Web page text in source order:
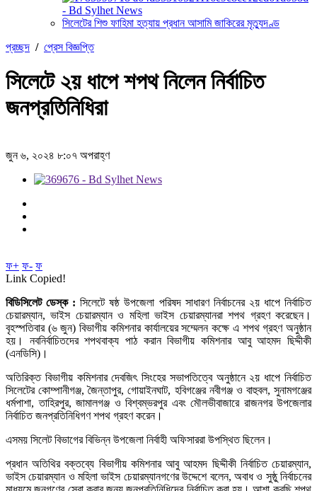
সিলেটের শিশু ফাহিমা হত্যায় প্রধান আসামি জাকিরের মৃত্যুদণ্ড
প্রচ্ছদ / প্রেস বিজ্ঞপ্তি
সিলেটে ২য় ধাপে শপথ নিলেন নির্বাচিত
জনপ্রতিনিধিরা
জুন ৬, ২০২৪ ৮:০৭ অপরাহ্ণ
ফ+ ফ- ফ
Link Copied!
বিডিসিলেট ডেস্ক :সিলেটে ষষ্ঠ উপজেলা পরিষদ সাধারণ নির্বাচনের ২য় ধাপে নির্বাচিত
চেয়ারম্যান, ভাইস চেয়ারম্যান ও মহিলা ভাইস চেয়ারম্যানরা শপথ গ্রহণ করেছেন।
বৃহস্পতিবার (৬ জুন) বিভাগীয় কমিশনার কার্যালয়ের সম্মেলন কক্ষে এ শপথ গ্রহণ অনুষ্ঠান
হয়। নবনির্বাচিতদের শপথবাক্য পাঠ করান বিভাগীয় কমিশনার আবু আহমদ ছিদ্দীকী
(এনডিসি)।
অতিরিক্ত বিভাগীয় কমিশনার দেবজিৎ সিংহের সভাপতিত্বে অনুষ্ঠানে ২য় ধাপে নির্বাচিত
সিলেটের কোম্পানীগঞ্জ, জৈন্তাপুর, গোয়াইনঘাট, হবিগঞ্জের নবীগঞ্জ ও বাহুবল, সুনামগঞ্জের
ধর্মপাশা, তাহিরপুর, জামালগঞ্জ ও বিশ্বম্ভরপুর এবং মৌলভীবাজারে রাজনগর উপজেলার
নির্বাচিত জনপ্রতিনিধিগণ শপথ গ্রহণ করেন।
এসময় সিলেট বিভাগের বিভিন্ন উপজেলা নির্বাহী অফিসাররা উপস্থিত ছিলেন।
প্রধান অতিথির বক্তব্যে বিভাগীয় কমিশনার আবু আহমদ ছিদ্দীকী নির্বাচিত চেয়ারম্যান,
ভাইস চেয়ারম্যান ও মহিলা ভাইস চেয়ারম্যানগণের উদ্দেশে বলেন, অবাধ ও সুষ্ঠু নির্বাচনের